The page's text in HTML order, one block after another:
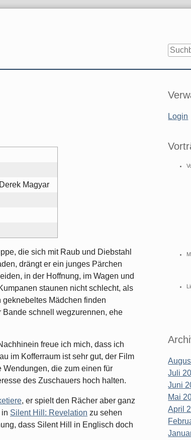
Magyar
die sich mit Raub und Diebstahl
drängt er ein junges Pärchen
in der Hoffnung, im Wagen und
staunen nicht schlecht, als
Mädchen finden
schnell wegzurennen, ehe
freue ich mich, dass ich
im Kofferraum ist sehr gut, der Film
Wendungen, die zum einen für
des Zuschauers hoch halten.
, er spielt den Rächer aber ganz
Silent Hill: Revelation zu sehen
dass Silent Hill in Englisch doch
Login
Juli
Juni
Mai
April